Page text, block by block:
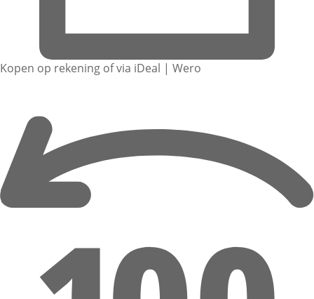
Kopen op rekening of via iDeal | Wero